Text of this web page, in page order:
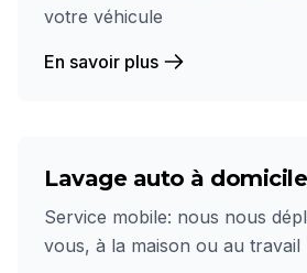
votre véhicule
En savoir plus
Lavage auto à domicile
Service mobile: nous nous
vous, à la maison ou au travail